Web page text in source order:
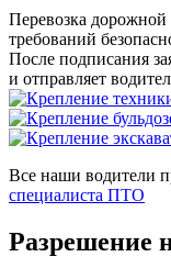
Перевозка дорожной
требований
После подписания
и отправляет
Все наши водители
специалиста ПТО
Разрешение